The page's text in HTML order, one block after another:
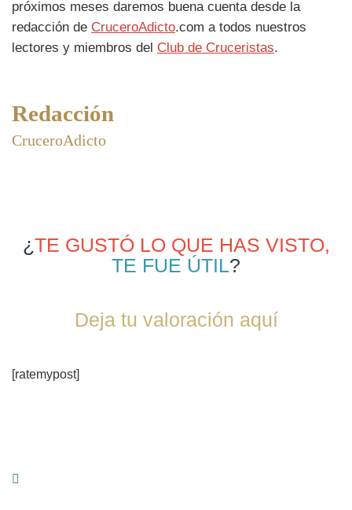
próximos meses daremos buena cuenta desde la
redacción de CruceroAdicto.com a todos nuestros
lectores y miembros del Club de Cruceristas.
Redacción
CruceroAdicto
¿TE GUSTÓ LO QUE HAS VISTO,
TE FUE ÚTIL ?
Deja tu valoración aquí
[ratemypost]